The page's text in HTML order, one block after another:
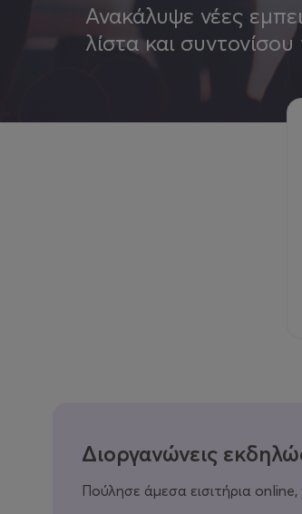
Ανακάλυψε νέες
λίστα και
Διοργανώνεις
Πούλησε άμεσα εισιτήρια